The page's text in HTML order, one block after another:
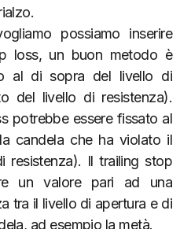
possiamo inserire
loss, un buon metodo è
al di sopra del livello di
del livello di resistenza).
potrebbe essere fissato al
candela che ha violato il
resistenza). Il trailing stop
un valore pari ad una
tra il livello di apertura e di
ad esempio la metà.